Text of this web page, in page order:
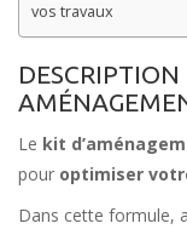
vos travaux
Le kit
pour optimiser
Dans cette formule,